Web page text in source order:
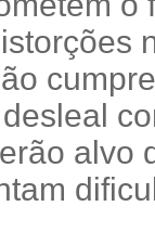
alvo